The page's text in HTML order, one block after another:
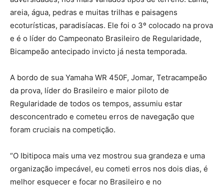
areia, água, pedras e muitas trilhas e paisagens
ecoturísticas, paradisíacas. Ele foi o 3º colocado na prova
e é o líder do Campeonato Brasileiro de Regularidade,
Bicampeão antecipado invicto já nesta temporada.
A bordo de sua Yamaha WR 450F, Jomar, Tetracampeão
da prova, líder do Brasileiro e maior piloto de
Regularidade de todos os tempos, assumiu estar
desconcentrado e cometeu erros de navegação que
foram cruciais na competição.
“O Ibitipoca mais uma vez mostrou sua grandeza e uma
organização impecável, eu cometi erros nos dois dias, é
melhor esquecer e focar no Brasileiro e no